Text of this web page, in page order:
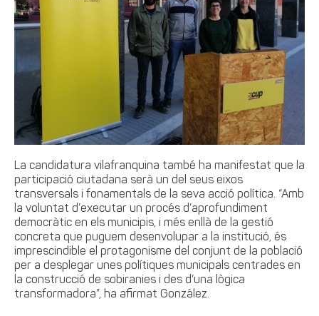
La candidatura vilafranquina també ha manifestat que la
participació ciutadana serà un del seus eixos
transversals i fonamentals de la seva acció política. “Amb
la voluntat d’executar un procés d’aprofundiment
democràtic en els municipis, i més enllà de la gestió
concreta que puguem desenvolupar a la institució, és
imprescindible el protagonisme del conjunt de la població
per a desplegar unes polítiques municipals centrades en
la construcció de sobiranies i des d’una lògica
transformadora”, ha afirmat González.